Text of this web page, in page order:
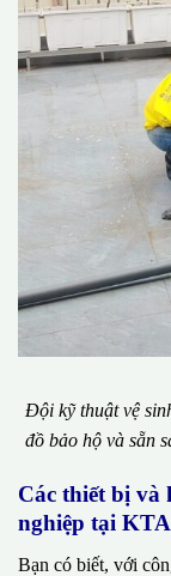
Đội kỹ thuật vệ
đồ bảo hộ và sẵn
Các thiết bị và
nghiệp tại KTA
Bạn có biết, với